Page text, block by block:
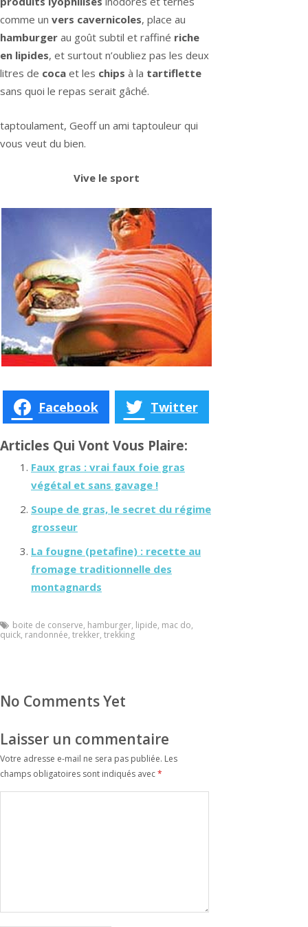
comme un vers cavernicoles, place au
hamburger au goût subtil et raffiné riche
en lipides, et surtout n’oubliez pas les deux
litres de coca et les chips à la tartiflette
sans quoi le repas serait gâché.
taptoulament, Geoff un ami taptouleur qui
vous veut du bien.
Vive le sport
Facebook Twitter
Articles Qui Vont Vous Plaire:
Faux gras : vrai faux foie gras
végétal et sans gavage !
Soupe de gras, le secret du régime
grosseur
La fougne (petafine) : recette au
fromage traditionnelle des
montagnards
boite de conserve, hamburger, lipide, mac do,
quick, randonnée, trekker, trekking
No Comments Yet
Laisser un commentaire
Votre adresse e-mail ne sera pas publiée. Les
champs obligatoires sont indiqués avec*